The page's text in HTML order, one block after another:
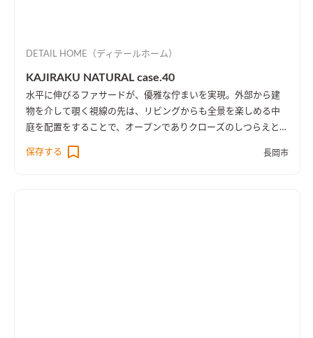
DETAIL HOME（ディテールホーム）
KAJIRAKU NATURAL case.40
水平に伸びるファサードが、優雅な佇まいを実現。外部から建
物を介して覗く視線の先は、リビングからも全景を楽しめる中
庭を配置をすることで、オープンでありクローズのしつらえとし
保存する
長岡市